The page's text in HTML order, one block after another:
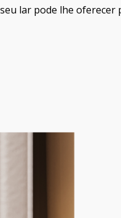
lar pode lhe oferecer